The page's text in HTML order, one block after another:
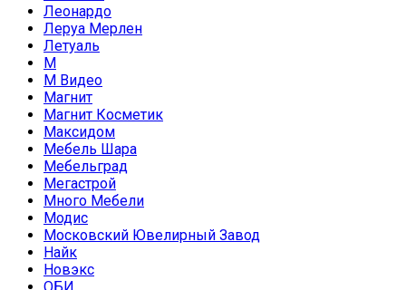
Леонардо
Леруа Мерлен
Летуаль
М
М Видео
Магнит
Магнит Косметик
Максидом
Мебель Шара
Мебельград
Мегастрой
Много Мебели
Модис
Московский Ювелирный Завод
Найк
Новэкс